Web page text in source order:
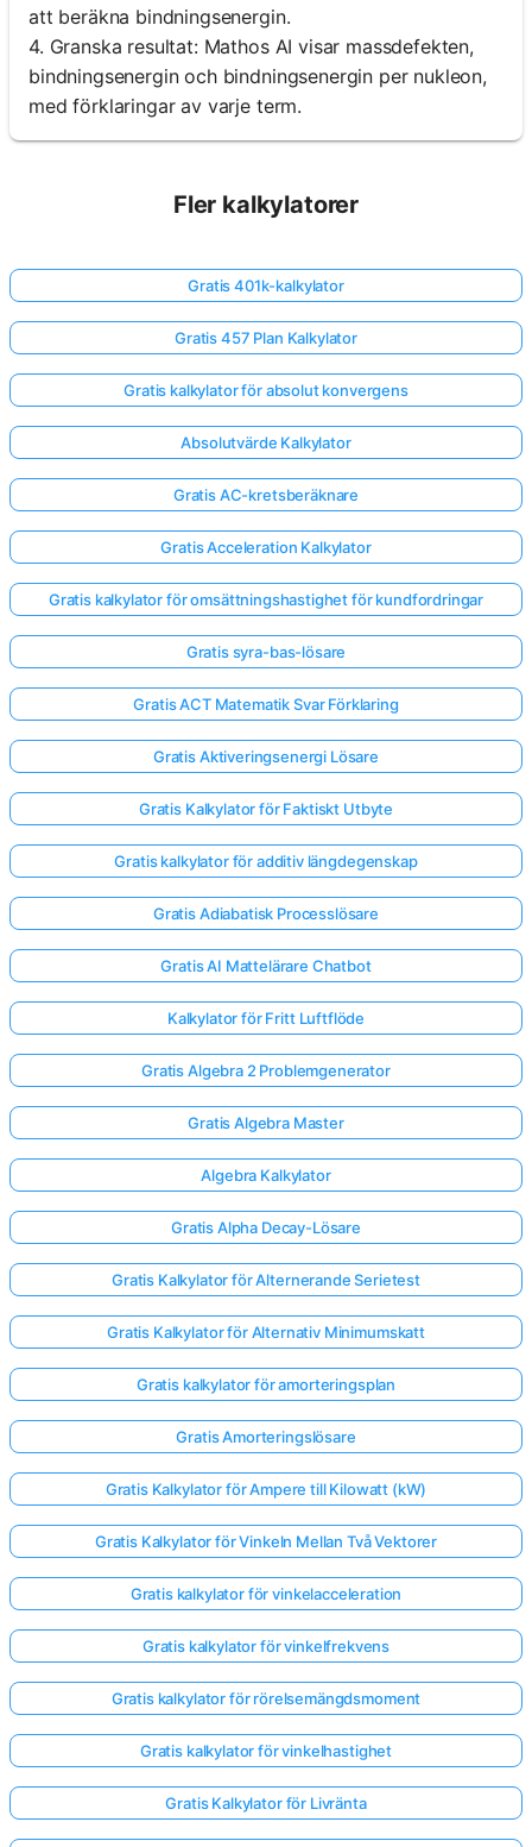
att beräkna bindningsenergin.
4. Granska resultat: Mathos AI visar massdefekten,
bindningsenergin och bindningsenergin per nukleon,
med förklaringar av varje term.
Fler kalkylatorer
Gratis 401k-kalkylator
Gratis 457 Plan Kalkylator
Gratis kalkylator för absolut konvergens
Absolutvärde Kalkylator
Gratis AC-kretsberäknare
Gratis Acceleration Kalkylator
Gratis kalkylator för omsättningshastighet för kundfordringar
Gratis syra-bas-lösare
Gratis ACT Matematik Svar Förklaring
Gratis Aktiveringsenergi Lösare
Gratis Kalkylator för Faktiskt Utbyte
Gratis kalkylator för additiv längdegenskap
Gratis Adiabatisk Processlösare
Gratis AI Mattelärare Chatbot
Kalkylator för Fritt Luftflöde
Gratis Algebra 2 Problemgenerator
Gratis Algebra Master
Algebra Kalkylator
Gratis Alpha Decay-Lösare
Gratis Kalkylator för Alternerande Serietest
Gratis Kalkylator för Alternativ Minimumskatt
Gratis kalkylator för amorteringsplan
Gratis Amorteringslösare
Gratis Kalkylator för Ampere till Kilowatt (kW)
Gratis Kalkylator för Vinkeln Mellan Två Vektorer
Gratis kalkylator för vinkelacceleration
Gratis kalkylator för vinkelfrekvens
Gratis kalkylator för rörelsemängdsmoment
Gratis kalkylator för vinkelhastighet
Gratis Kalkylator för Livränta